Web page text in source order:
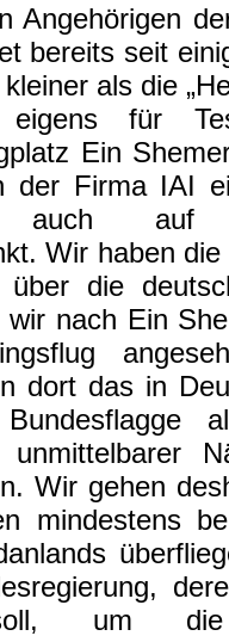
Angehörigen
bereits seit
kleiner als die
für
Ein
der Firma IAI
auf
Wir haben
die
nach Ein
dort das in
unmittelbarer
Wir gehen
mindestens
soll, um